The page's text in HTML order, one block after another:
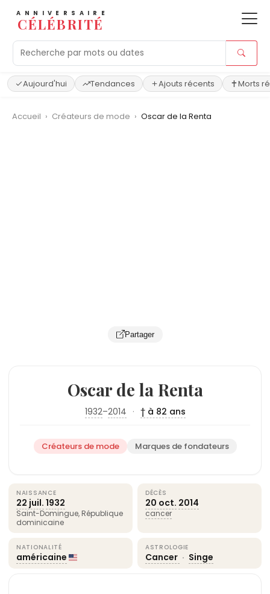
ANNIVERSAIRE
CÉLÉBRITÉ
Aujourd'hui Tendances Ajouts récents Morts
Accueil › Créateurs de mode › Oscar de la Renta
Partager
Oscar de la Renta
1932–2014 · † à 82 ans
Créateurs de mode Marques de fondateurs
NAISSANCE
22 juil. 1932
Saint-Domingue, République
dominicaine
DÉCÈS
20 oct. 2014
cancer
NATIONALITÉ
américaine
ASTROLOGIE
Cancer · Singe